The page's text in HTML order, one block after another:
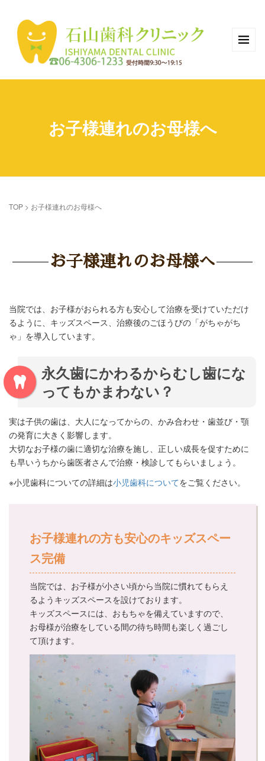
お子様連れのお母様へ
TOP > お子様連れのお母様へ
お子様連れのお母様へ
当院では、お子様がおられる方も安心して治療を受けていただけ
るように、キッズスペース、治療後のごほうびの「がちゃがち
ゃ」を導入しています。
永久歯にかわるからむし歯にな
ってもかまわない？
実は子供の歯は、大人になってからの、かみ合わせ・歯並び・顎
の発育に大きく影響します。
大切なお子様の歯に適切な治療を施し、正しい成長を促すために
も早いうちから歯医者さんで治療・検診してもらいましょう。
※小児歯科についての詳細は小児歯科についてをご覧ください。
お子様連れの方も安心のキッズスペー
ス完備
当院では、お子様が小さい頃から当院に慣れてもらえ
るようキッズスペースを設けております。
キッズスペースには、おもちゃを備えていますので、
お母様が治療をしている間の待ち時間も楽しく過ごし
て頂けます。